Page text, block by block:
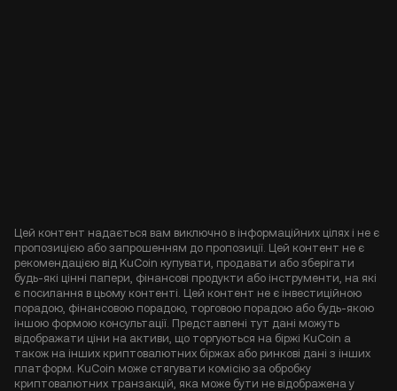
Цей контент надається вам виключно в інформаційних цілях і не є
пропозицією або запрошенням до пропозиції. Цей контент не є
рекомендацією від KuCoin купувати, продавати або зберігати
будь-які цінні папери, фінансові продукти або інструменти, на які
є посилання в цьому контенті. Цей контент не є інвестиційною
порадою, фінансовою порадою, торговою порадою або будь-якою
іншою формою консультації. Представлені тут дані можуть
відображати ціни на активи, що торгуються на біржі KuCoin а
також на інших криптовалютних біржах або ринкові дані з інших
платформ. KuCoin може стягувати комісію за обробку
криптовалютних транзакцій, яка може бути не відображена у